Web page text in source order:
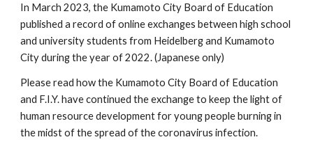
In March 2023, the Kumamoto City Board of Education
published a record of online exchanges between high school
and university students from Heidelberg and Kumamoto
City during the year of 2022. (Japanese only)
Please read how the Kumamoto City Board of Education
and F.I.Y. have continued the exchange to keep the light of
human resource development for young people burning in
the midst of the spread of the coronavirus infection.